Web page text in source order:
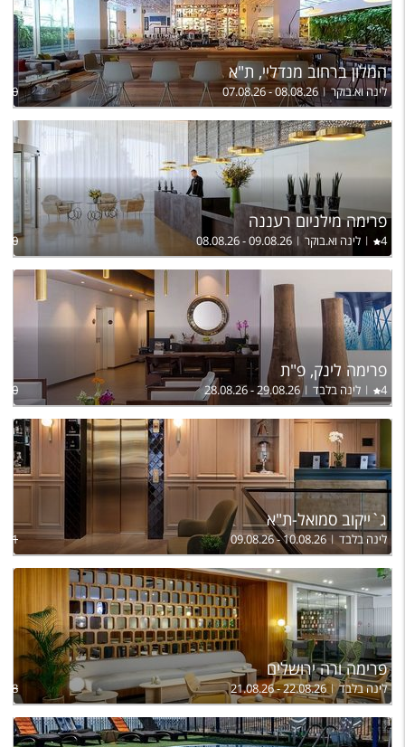
תקנון
נגישות
עקבו אחרינו
המלון ברחוב מנדליי, ת"א
לינה וא.בוקר 07.08.26 - 08.08.26
פרימה מילניום רעננה
4 לינה וא.בוקר 08.08.26 - 09.08.26
980
פרימה לינק, פ"ת
4 לינה בלבד 28.08.26 - 29.08.26
ג`ייקוב סמואל-ת"א
לינה בלבד 09.08.26 - 10.08.26
931
פרימה ורה ירושלים
לינה בלבד 21.08.26 - 22.08.26
868